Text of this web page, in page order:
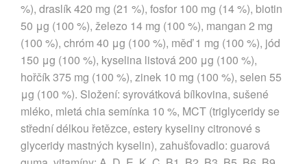
%), draslík 420 mg (21 %), fosfor 100 mg (14 %), biotin
50 μg (100 %), železo 14 mg (100 %), mangan 2 mg
(100 %), chróm 40 μg (100 %), měď 1 mg (100 %), jód
150 μg (100 %), kyselina listová 200 μg (100 %),
hořčík 375 mg (100 %), zinek 10 mg (100 %), selen 55
μg (100 %). Složení: syrovátková bílkovina, sušené
mléko, mletá chia semínka 10 %, MCT (triglyceridy se
střední délkou řetězce, estery kyseliny citronové s
glyceridy mastných kyselin), zahušťovadlo: guarová